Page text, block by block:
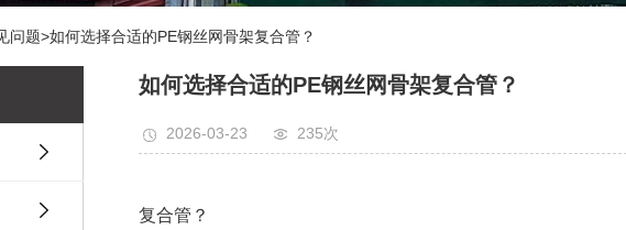
题>如何选择合适的PE钢丝网骨架复合管？
如何选择合适的PE钢丝网骨架复合管？
2026-03-23 235次
复合管？